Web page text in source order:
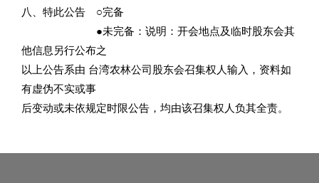
八、特此公告 ○完备
●未完备：说明：开会地点及临时股东会其
他信息另行公布之
以上公告系由 台湾农林公司股东会召集权人输入，资料如
有虚伪不实或事
后变动或未依规定时限公告，均由该召集权人负其全责。